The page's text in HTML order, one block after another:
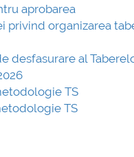
aprobarea
privind organizarea
desfasurare al
TS
TS